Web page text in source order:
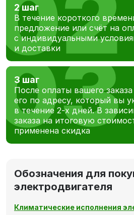
2 шаг
В течение короткого
предложение или счёт на
с индивидуальными
и доставки
3 шаг
После оплаты вашего
его по адресу, который вы
в течение 2-х дней. В
заказа на итоговую
применена скидка
Обозначения для
электродвигателя
Климатические исполнения